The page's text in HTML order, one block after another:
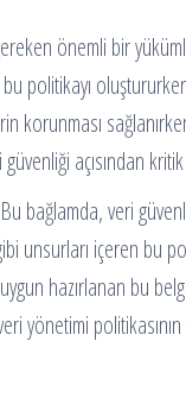
önemli bir
politikayı
korunması
açısından
bağlamda, veri
unsurları içeren bu
hazırlanan bu
politikasının